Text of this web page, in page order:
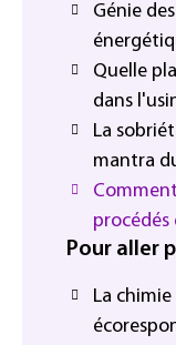
Génie
Quelle
dans
La
mantra
Pour aller
La